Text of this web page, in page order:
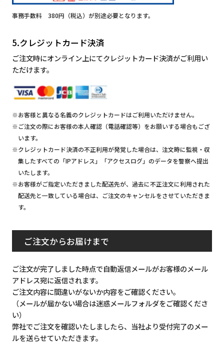
事務手数料 380円（税込）が別途必要となります。
5.クレジットカード決済
ご注文時にオンライン上にてクレジットカード決済がご利用い
ただけます。
※お客様と異なる名義のクレジットカードはご利用いただけません。
※ご注文の際にお客様の本人確認（電話確認等）をお願いする場合もござ
います。
※クレジットカード決済の不正利用が発覚した場合は、注文時に監視・収
集したすべての「IPアドレス」「アクセスログ」のデータを警察へ提出
いたします。
※お客様がご指定いただきました配送先が、過去に不正注文に利用された
配送先と一致している場合は、ご注文のキャンセルをさせていただきま
す。
ご注文からお届けまで
ご注文が完了しました時点で自動返信メールがお客様のメール
アドレス宛に返信されます。
ご注文内容に間違いがないか内容をご確認ください。
（メールが届かない場合は迷惑メールフォルダをご確認くださ
い）
弊社でご注文を確認いたしましたら、当社より受付完了のメー
ルを送らせていただきます。